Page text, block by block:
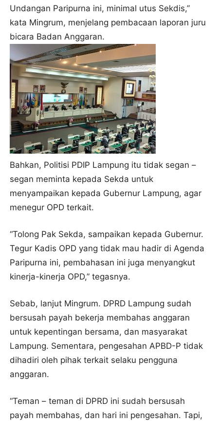
Undangan Paripurna ini, minimal utus Sekdis,”
kata Mingrum, menjelang pembacaan laporan juru
bicara Badan Anggaran.
Bahkan, Politisi PDIP Lampung itu tidak segan –
segan meminta kepada Sekda untuk
menyampaikan kepada Gubernur Lampung, agar
menegur OPD terkait.
“Tolong Pak Sekda, sampaikan kepada Gubernur.
Tegur Kadis OPD yang tidak mau hadir di Agenda
Paripurna ini, pembahasan ini juga menyangkut
kinerja-kinerja OPD,” tegasnya.
Sebab, lanjut Mingrum. DPRD Lampung sudah
bersusah payah bekerja membahas anggaran
untuk kepentingan bersama, dan masyarakat
Lampung. Sementara, pengesahan APBD-P tidak
dihadiri oleh pihak terkait selaku pengguna
anggaran.
“Teman – teman di DPRD ini sudah bersusah
payah membahas, dan hari ini pengesahan. Tapi,